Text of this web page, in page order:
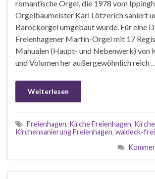
romantische Orgel, die 1978 vom
Orgelbaumeister Karl Lötzerich saniert
Barockorgel umgebaut wurde. Für eine
Freienhagener Martin-Orgel mit 17
Manualen (Haupt- und Nebenwerk) von
und Volumen her außergewöhnlich reich
Weiterlesen
Freienhagen, Kirche Freienhagen,
Kirchensanierung Freienhagen, waldeck-